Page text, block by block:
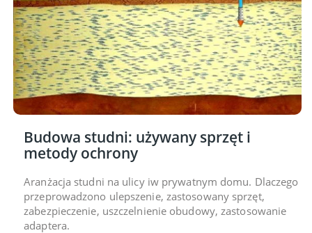
Budowa studni: używany sprzęt i
metody ochrony
Aranżacja studni na ulicy iw prywatnym domu. Dlaczego
przeprowadzono ulepszenie, zastosowany sprzęt,
zabezpieczenie, uszczelnienie obudowy, zastosowanie
adaptera.